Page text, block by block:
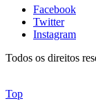
Facebook
Twitter
Instagram
Todos os direitos
Top